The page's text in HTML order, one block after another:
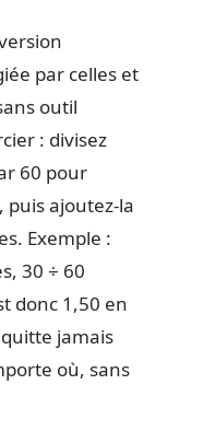
par celles et
outil
: divisez
60 pour
puis ajoutez-la
Exemple :
30 ÷ 60
donc 1,50 en
jamais
où, sans